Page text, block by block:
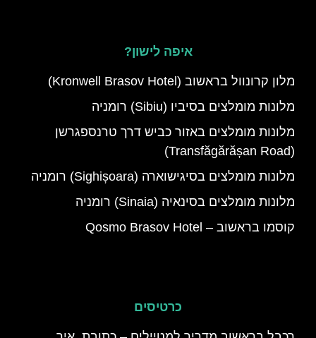
איפה לישון?
מלון קרונוול בראשוב (Kronwell Brasov Hotel)
מלונות מומלצים בסיביו (Sibiu) רומניה
מלונות מומלצים באזור כביש דרך טרנספגרשן
(Transfăgărășan Road)
מלונות מומלצים בסיגישוארה (Sighișoara) רומניה
מלונות מומלצים בסינאיה (Sinaia) רומניה
קוסמו בראשוב – Qosmo Brasov Hotel
כרטיסים